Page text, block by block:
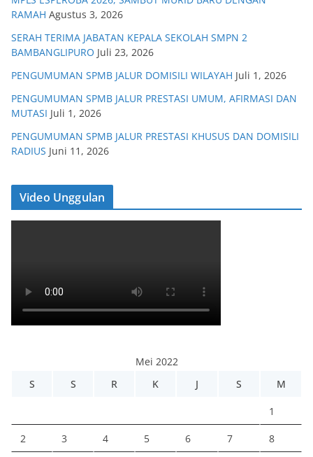
RAMAH Agustus 3, 2026
SERAH TERIMA JABATAN KEPALA SEKOLAH SMPN 2
BAMBANGLIPURO Juli 23, 2026
PENGUMUMAN SPMB JALUR DOMISILI WILAYAH Juli 1, 2026
PENGUMUMAN SPMB JALUR PRESTASI UMUM, AFIRMASI DAN
MUTASI Juli 1, 2026
PENGUMUMAN SPMB JALUR PRESTASI KHUSUS DAN DOMISILI
RADIUS Juni 11, 2026
Video Unggulan
Mei 2022
S
S R K J S M
1
2 3 4 5 6 7 8